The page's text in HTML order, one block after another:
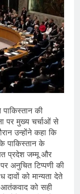
पाकिस्तान की
पर मुख्य चर्चाओं से
उन्होंने कहा कि
पाकिस्तान के
प्रदेश जम्मू और
अनुचित टिप्पणी की
को मान्यता देते
आतंकवाद को सही